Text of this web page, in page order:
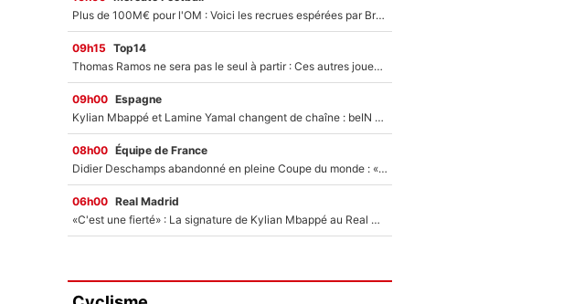
Plus de 100M€ pour l'OM : Voici les recrues espérées par Bruno Genesio et Grégory Lorenzi après l’opération dégraissage
09h15 Top14
Thomas Ramos ne sera pas le seul à partir : Ces autres joueurs du XV de France pourraient aussi quitter le Stade Toulousain, un club de Top 14 est déjà sur les rangs
09h00 Espagne
Kylian Mbappé et Lamine Yamal changent de chaîne : beIN SPORTS ne digère pas cette décision historique et prédit un fiasco pour la Liga
08h00 Équipe de France
Didier Deschamps abandonné en pleine Coupe du monde : «La FFF était déjà passée à Zinedine Zidane»
06h00 Real Madrid
«C'est une fierté» : La signature de Kylian Mbappé au Real Madrid continue de régaler l'Espagne